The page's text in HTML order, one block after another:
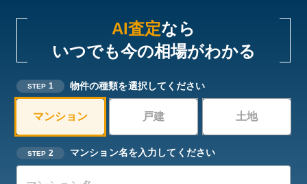
AI査定なら
いつでも今の相場がわかる
STEP 1 物件の種類を選択してください
マンション 戸建 土地
STEP 2 マンション名を入力してください